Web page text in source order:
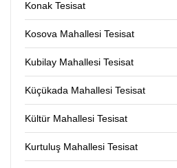
Konak Tesisat
Kosova Mahallesi Tesisat
Kubilay Mahallesi Tesisat
Küçükada Mahallesi Tesisat
Kültür Mahallesi Tesisat
Kurtuluş Mahallesi Tesisat